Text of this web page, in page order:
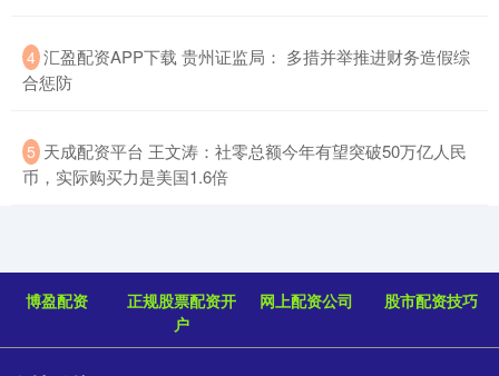
4 ​汇盈配资APP下载 贵州证监局： 多措并举推进财务造假综
合惩防
5 ​天成配资平台 王文涛：社零总额今年有望突破50万亿人民
币，实际购买力是美国1.6倍
博盈配资
正规股票配资开
户
网上配资公司 股市配资技巧